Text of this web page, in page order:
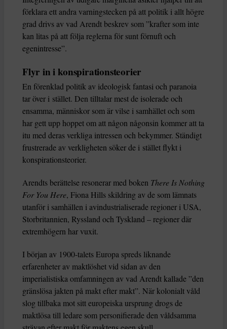
förklara ett andra varningstecken på att politik i allt högre
grad drivs av vad Arendt beskrev som ”krafter som inte
kan litas på att följa reglerna för sunt förnuft och
egenintresse”.
Flyr in i konspirationsteorier
En förenklad politik av ideologisk fantasi och paranoia
tar över i stället. Den tilltalar mest de isolerade och
ensamma, människor som är vilse i samhället och som
har gett upp hoppet om att någon någonsin kommer att ta
itu med deras verkliga intressen och bekymmer. Ständigt
frustrerade av verkligheten söker de i stället flykt i
konspirationsteorier.
Arendts berättelse resonerar med boken There Is Nothing
For You Here, Fiona Hills skildring av de som lämnats
utanför i samhällen i avindustrialiserade regioner i USA,
Storbritannien, Ryssland och Tyskland – regioner där
extremhögern har vuxit.
I början av 1900-talets Europa spreds liknande
erfarenheter av maktlöshet vid sidan av den
imperialistiska omfamningen av vad Arendt kallade ”den
gränslösa jakten på makt efter makt”. När kolonialt våld
slog tillbaka mot sitt europeiska ursprung drogs de
maktlösa till ledare som personifierade den våldsamma